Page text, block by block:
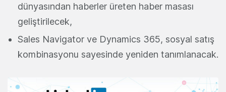
dünyasından haberler üreten haber masası
geliştirilecek,
Sales Navigator ve Dynamics 365, sosyal satış
kombinasyonu sayesinde yeniden tanımlanacak.